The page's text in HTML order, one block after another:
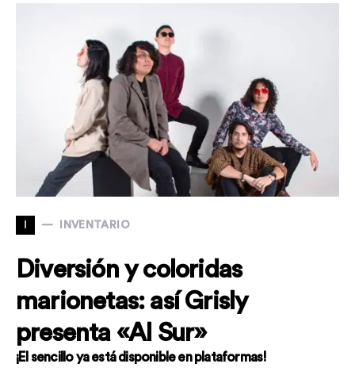
I INVENTARIO
Diversión y coloridas
marionetas: así Grisly
presenta «Al Sur»
¡El sencillo ya está disponible en plataformas!